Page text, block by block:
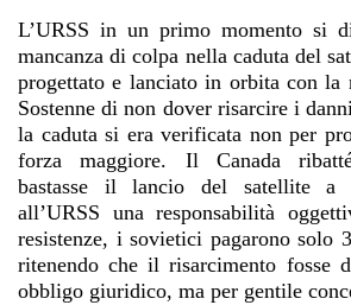
L’URSS in un primo momento si
mancanza di colpa nella caduta del
progettato e lanciato in orbita con la
Sostenne di non dover risarcire i
la caduta si era verificata non per
forza maggiore. Il Canada
bastasse il lancio del satellite a
all’URSS una responsabilità
resistenze, i sovietici pagarono
ritenendo che il risarcimento fosse
obbligo giuridico, ma per gentile